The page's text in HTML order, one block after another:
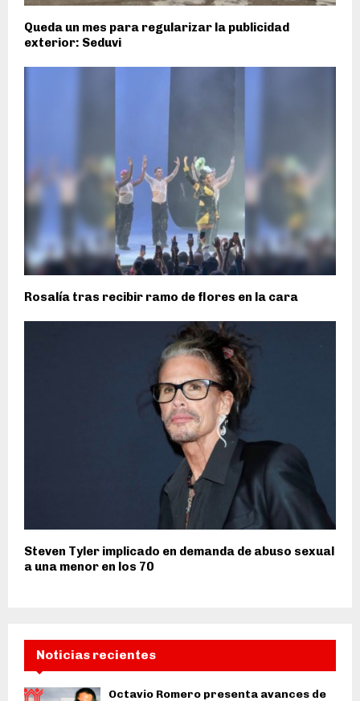
Queda un mes para regularizar la publicidad
exterior: Seduvi
Rosalía tras recibir ramo de flores en la cara
Steven Tyler implicado en demanda de abuso sexual
a una menor en los 70
Noticias recientes
Octavio Romero presenta avances de